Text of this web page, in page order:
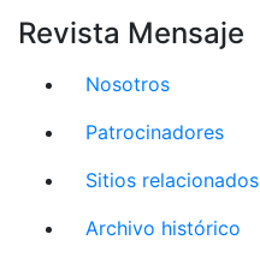
Revista Mensaje
Nosotros
Patrocinadores
Sitios relacionados
Archivo histórico